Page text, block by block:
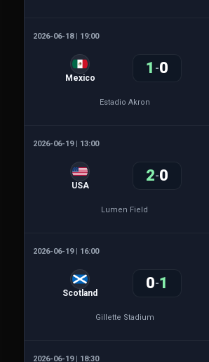
2026-06-18 | 19:00
Mexico
1 -0
Estadio Akron
2026-06-19 | 13:00
USA
2-0
Lumen Field
2026-06-19 | 16:00
Scotland
0-1
Gillette Stadium
2026-06-19 | 18:30